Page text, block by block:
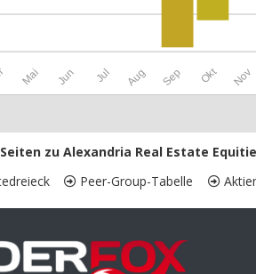
Mai Jun Jul Aug Sep Okt Nov
zu Alexandria Real Estate
Peer-Group-Tabelle